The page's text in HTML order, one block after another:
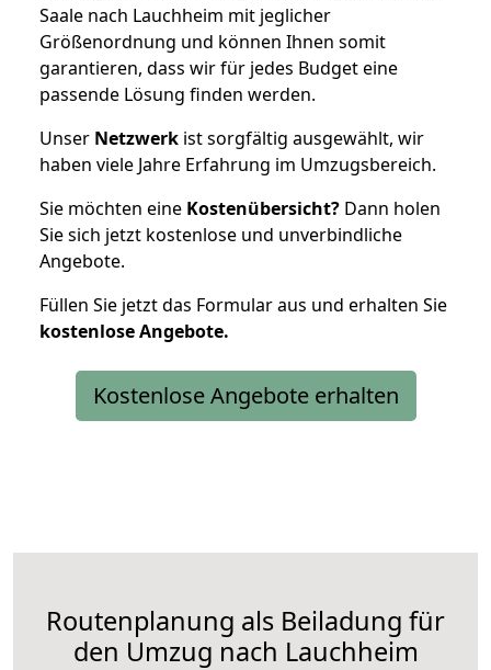
Saale nach Lauchheim mit jeglicher
Größenordnung und können Ihnen somit
garantieren, dass wir für jedes Budget eine
passende Lösung finden werden.
Unser Netzwerk ist sorgfältig ausgewählt, wir
haben viele Jahre Erfahrung im Umzugsbereich.
Sie möchten eine Kostenübersicht? Dann holen
Sie sich jetzt kostenlose und unverbindliche
Angebote.
Füllen Sie jetzt das Formular aus und erhalten Sie
kostenloseAngebote.
Kostenlose Angebote erhalten
Routenplanung als Beiladung für
den Umzug nach Lauchheim